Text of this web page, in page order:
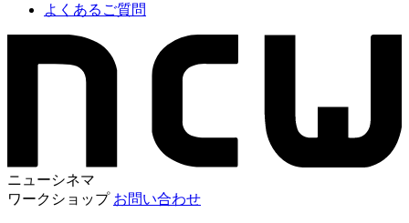
よくあるご質問
ニューシネマ
ワークショップ お問い合わせ